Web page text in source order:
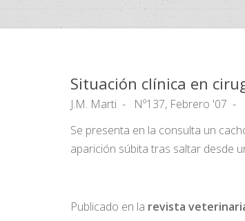
Situación clínica en
J.M. Marti Nº137, Febrero '07
Se presenta en la consulta un
aparición súbita tras saltar desde
Publicado en la revista